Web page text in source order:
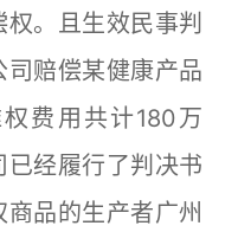
。且生效民事判
赔偿某健康产品
费用共计180万
经履行了判决书
品的生产者广州